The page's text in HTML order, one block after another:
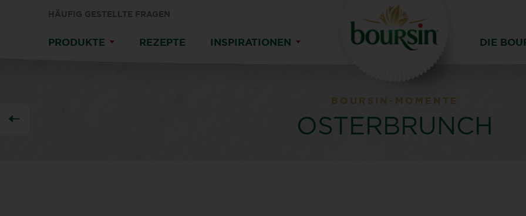
HÄUFIG GESTELLTE FRAGEN
PRODUKTE REZEPTE INSPIRATIONEN DIE
BOURSIN-MOMENTE
OSTERBRUNCH